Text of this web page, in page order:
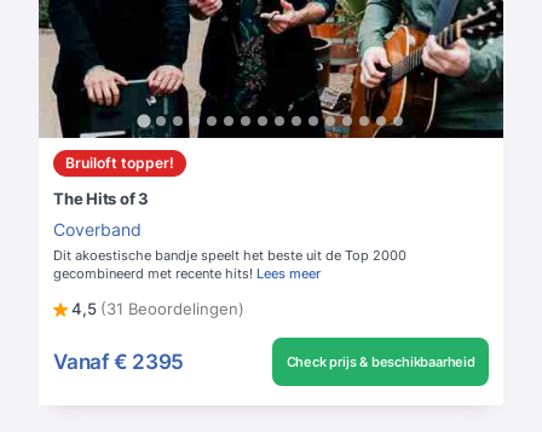
Bruiloft topper!
The Hits of 3
Coverband
Dit akoestische bandje speelt het beste uit de Top 2000
gecombineerd met recente hits! Lees meer
4,5 (31 Beoordelingen)
Vanaf € 2395 Check prijs & beschikbaarheid